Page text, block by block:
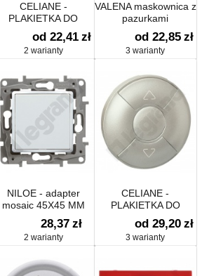
CELIANE -
PLAKIETKA DO
GNIAZD
PODWÓJNYCH RJ45
od 22,41 zł
2 warianty
VALENA maskownica z
pazurkami
od 22,85 zł
3 warianty
NILOE - adapter
mosaic 45X45 MM
28,37 zł
2 warianty
CELIANE -
PLAKIETKA DO
MECHANIZMÓW
STEROWANIA ROLET
od 29,20 zł
3 warianty